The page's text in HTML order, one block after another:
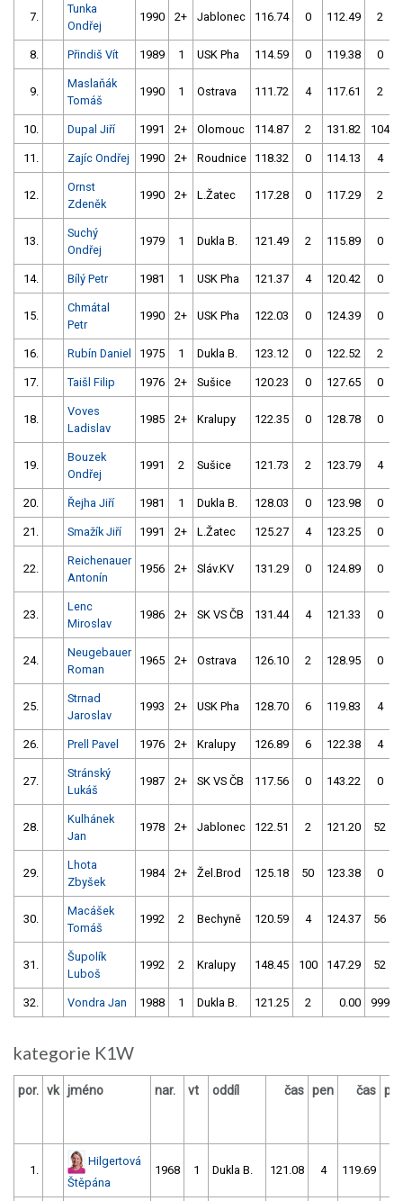
7.
Tunka
Ondřej
1990 2+ Jablonec 116.74 0 112.49 2
8. Přindiš Vít 1989 1 USK Pha 114.59 0 119.38 0
9.
Maslaňák
Tomáš
1990 1 Ostrava 111.72 4 117.61 2
10. Dupal Jiří 1991 2+ Olomouc 114.87 2 131.82 104
11. Zajíc Ondřej 1990 2+ Roudnice 118.32 0 114.13 4
12.
Ornst
Zdeněk
1990 2+ L.Žatec 117.28 0 117.29 2
13.
Suchý
Ondřej
1979 1 Dukla B. 121.49 2 115.89 0
14. Bílý Petr 1981 1 USK Pha 121.37 4 120.42 0
15.
Chmátal
Petr
1990 2+ USK Pha 122.03 0 124.39 0
16. Rubín Daniel 1975 1 Dukla B. 123.12 0 122.52 2
17. Taišl Filip 1976 2+ Sušice 120.23 0 127.65 0
18.
Voves
Ladislav
1985 2+ Kralupy 122.35 0 128.78 0
19.
Bouzek
Ondřej
1991 2 Sušice 121.73 2 123.79 4
20. Řejha Jiří 1981 1 Dukla B. 128.03 0 123.98 0
21. Smažík Jiří 1991 2+ L.Žatec 125.27 4 123.25 0
22.
Reichenauer
Antonín
1956 2+ Sláv.KV 131.29 0 124.89 0
23.
Lenc
Miroslav
1986 2+ SK VS ČB 131.44 4 121.33 0
24.
Neugebauer
Roman
1965 2+ Ostrava 126.10 2 128.95 0
25.
Strnad
Jaroslav
1993 2+ USK Pha 128.70 6 119.83 4
26. Prell Pavel 1976 2+ Kralupy 126.89 6 122.38 4
27.
Stránský
Lukáš
1987 2+ SK VS ČB 117.56 0 143.22 0
28.
Kulhánek
Jan
1978 2+ Jablonec 122.51 2 121.20 52
29.
Lhota
Zbyšek
1984 2+ Žel.Brod 125.18 50 123.38 0
30.
Macášek
Tomáš
1992 2 Bechyně 120.59 4 124.37 56
31.
Šupolík
Luboš
1992 2 Kralupy 148.45 100 147.29 52
32. Vondra Jan 1988 1 Dukla B. 121.25 2 0.00 999
kategorie K1W
por. vk jméno nar. vt oddíl čas pen čas
1.
Hilgertová
Štěpána
1968 1 Dukla B. 121.08 4 119.69